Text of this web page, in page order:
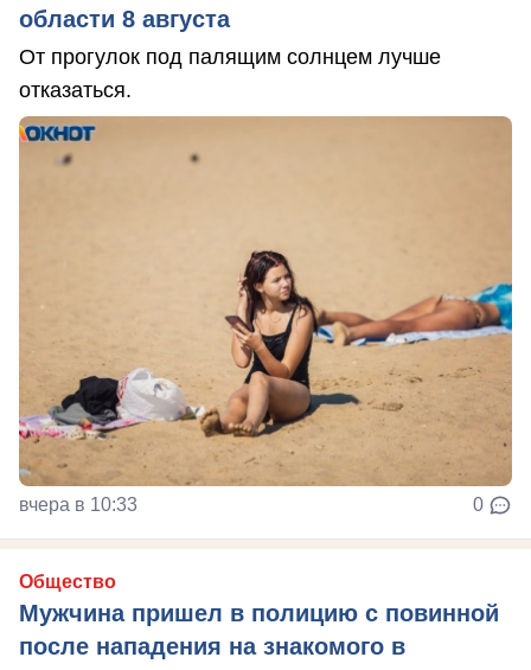
области 8 августа
От прогулок под палящим солнцем лучше
отказаться.
вчера в 10:33 0
Общество
Мужчина пришел в полицию с повинной
после нападения на знакомого в